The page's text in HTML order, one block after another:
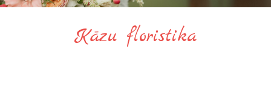
Kāzu floristika